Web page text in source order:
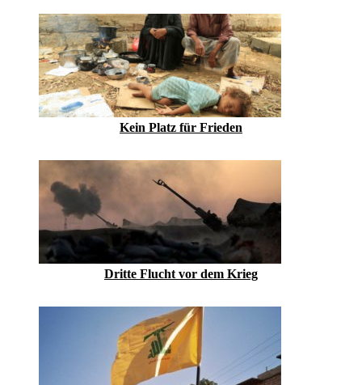
Kein Platz für Frieden
Dritte Flucht vor dem Krieg